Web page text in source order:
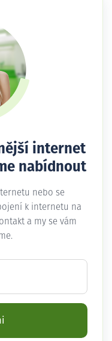
internet
nabídnout
nebo se
k internetu na
a my se vám